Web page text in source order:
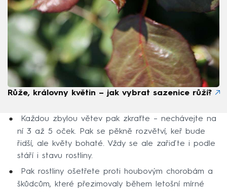
Růže, královny květin – jak vybrat sazenice růží?
Každou zbylou větev pak zkraťte – nechávejte na
ní 3 až 5 oček. Pak se pěkně rozvětví, keř bude
řidší, ale květy bohaté. Vždy se ale zařiďte i podle
stáří i stavu rostliny.
Pak rostliny ošetřete proti houbovým chorobám a
škůdcům, které přezimovaly během letošní mírné